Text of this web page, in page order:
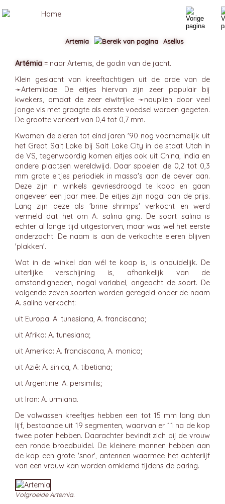
Artémia = naar Artemis, de godin van de jacht.
Klein geslacht van kreeftachtigen uit de orde van de
➛Artemiidae. De eitjes hiervan zijn zeer populair bij
kwekers, omdat de zeer eiwitrijke ➛naupliën door veel
jonge vis met graagte als eerste voedsel worden gegeten.
De grootte varieert van 0,4 tot 0,7 mm.
Kwamen de eieren tot eind jaren '90 nog voornamelijk uit
het Great Salt Lake bij Salt Lake City in de staat Utah in
de VS, tegenwoordig komen eitjes ook uit China, India en
andere plaatsen wereldwijd. Daar spoelen de 0,2 tot 0,3
mm grote eitjes periodiek in massa's aan de oever aan.
Deze zijn in winkels gevriesdroogd te koop en gaan
ongeveer een jaar mee. De eitjes zijn nogal aan de prijs.
Lang zijn deze als 'brine shrimps' verkocht en werd
vermeld dat het om A. salina ging. De soort salina is
echter al lange tijd uitgestorven, maar was wel het eerste
onderzocht. De naam is aan de verkochte eieren blijven
'plakken'.
Wat in de winkel dan wél te koop is, is onduidelijk. De
uiterlijke verschijning is, afhankelijk van de
omstandigheden, nogal variabel, ongeacht de soort. De
volgende zeven soorten worden geregeld onder de naam
A. salina verkocht:
uit Europa: A. tunesiana, A. franciscana;
uit Afrika: A. tunesiana;
uit Amerika: A. franciscana, A. monica;
uit Azië: A. sinica, A. tibetiana;
uit Argentinië: A. persimilis;
uit Iran: A. urmiana.
De volwassen kreeftjes hebben een tot 15 mm lang dun
lijf, bestaande uit 19 segmenten, waarvan er 11 na de kop
twee poten hebben. Daarachter bevindt zich bij de vrouw
een ronde broedbuidel. De kleinere mannen hebben aan
de kop een grote 'snor', antennen waarmee het achterlijf
van een vrouw kan worden omklemd tijdens de paring.
Volgroeide Artemia.
Artemia Asellus